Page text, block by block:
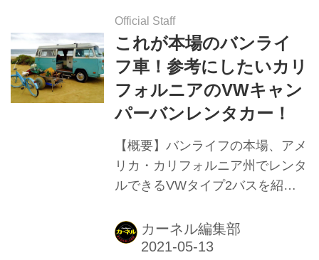
Official Staff
これが本場のバンライ
フ車！参考にしたいカリ
フォルニアのVWキャン
パーバンレンタカー！
【概要】バンライフの本場、アメ
リカ・カリフォルニア州でレンタ
ルできるVWタイプ2バスを紹
に。車中泊専門誌『カーネル』
vol.49より抜粋して掲載。 ▼バン
カーネル編集部